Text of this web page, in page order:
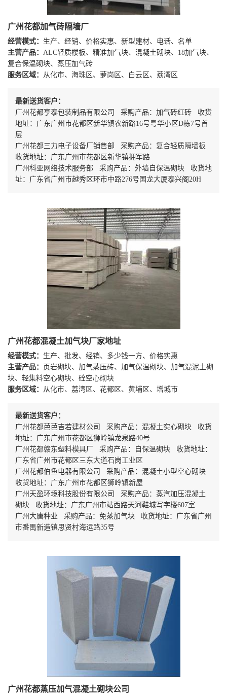
广州花都加气砖隔墙厂
经营模式： 生产、经销、价格实惠、新型建材、电话、名单
主营产品： ALC轻质楼板、精准加气块、混凝土砌块、18加气块、
复合保温砌块、蒸压加气砖
服务区域：
从化市、海珠区、萝岗区、白云区、荔湾区
最新送货客户：
广州花都亨泰包装制品有限公司 采购产品：加气砖红砖 收货
地址：广东广州市花都区新华镇农新路16号粤华小区D栋7号首
层
广州花都三力电子设备厂销售部 采购产品：复合轻质隔墙板
收货地址：广东广州市花都区新华镇拥军路
广州科亚网络技术服务部 采购产品：外墙自保温砌块 收货地
址：广东省广州市越秀区环市中路276号国龙大厦泰兴阁20H
广州花都混凝土加气块厂家地址
经营模式： 生产、批发、经销、多少钱一方、价格实惠
主营产品： 页岩砌块、加气蒸压砖、加气保温砌块、加气混泥土砌
块、轻集料空心砌块、砼空心砌块
服务区域：
从化市、荔湾区、花都区、黄埔区、增城市
最新送货客户：
广州花都芭芭吉若建材公司 采购产品：混凝土实心砌块 收货
地址：广东广州市花都区狮岭镇龙泉路40号
广州花都赣东塑料模具厂 采购产品：自保温砌块 收货地址：
广东省广州市花都区三东大道石岗工业区
广州花都伯鱼电器有限公司 采购产品：混凝土小型空心砌块
收货地址：广东广州市花都区狮岭镇新屋
广州天盈环境科技股份有限公司 采购产品：蒸汽加压混凝土
砌块 收货地址：广东广州市站西路天河鞋城写字楼607室
广州大唐种业 采购产品：免蒸加气块 收货地址：广东省广州
市番禺新造镇思贤村海运路35号
广州花都蒸压加气混凝土砌块公司